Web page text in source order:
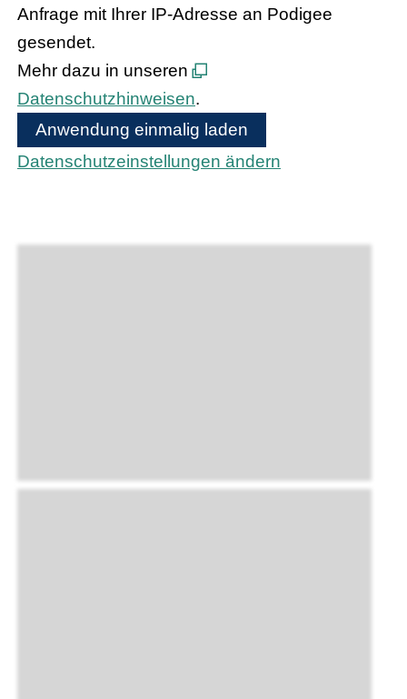
Anfrage mit Ihrer IP-Adresse an Podigee
gesendet.
Mehr dazu in unseren
Datenschutzhinweisen.
Anwendung einmalig laden
Datenschutzeinstellungen ändern